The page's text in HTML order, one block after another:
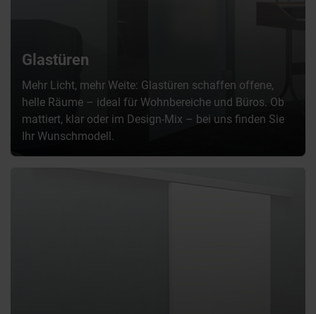
Glastüren
Mehr Licht, mehr Weite: Glastüren schaffen offene,
helle Räume – ideal für Wohnbereiche und Büros. Ob
mattiert, klar oder im Design-Mix – bei uns finden Sie
Ihr Wunschmodell.